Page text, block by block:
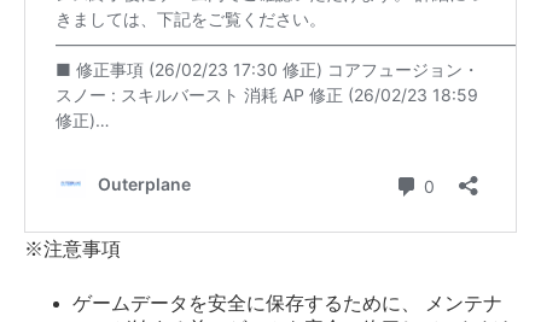
※注意事項
ゲームデータを安全に保存するために、 メンテナ